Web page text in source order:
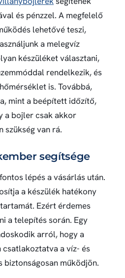
és pénzzel. A megfelelő
lehetővé teszi,
a melegvíz
készüléket választani,
rendelkezik, és
is. Továbbá,
mint a beépített időzítő,
a bojler csak akkor
szükség van rá.
segítsége
lépés a vásárlás után.
a készülék hatékony
Ezért érdemes
a telepítés során. Egy
arról, hogy a
a víz- és
működjön.